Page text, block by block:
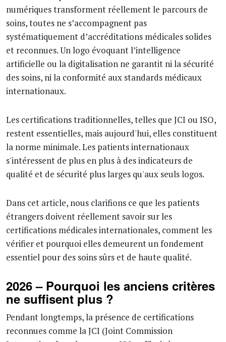
numériques transforment réellement le parcours de
soins, toutes ne s’accompagnent pas
systématiquement d’accréditations médicales solides
et reconnues. Un logo évoquant l’intelligence
artificielle ou la digitalisation ne garantit ni la sécurité
des soins, ni la conformité aux standards médicaux
internationaux.
Les certifications traditionnelles, telles que JCI ou ISO,
restent essentielles, mais aujourd'hui, elles constituent
la norme minimale. Les patients internationaux
s'intéressent de plus en plus à des indicateurs de
qualité et de sécurité plus larges qu'aux seuls logos.
Dans cet article, nous clarifions ce que les patients
étrangers doivent réellement savoir sur les
certifications médicales internationales, comment les
vérifier et pourquoi elles demeurent un fondement
essentiel pour des soins sûrs et de haute qualité.
2026 – Pourquoi les anciens critères
ne suffisent plus ?
Pendant longtemps, la présence de certifications
reconnues comme la JCI (Joint Commission